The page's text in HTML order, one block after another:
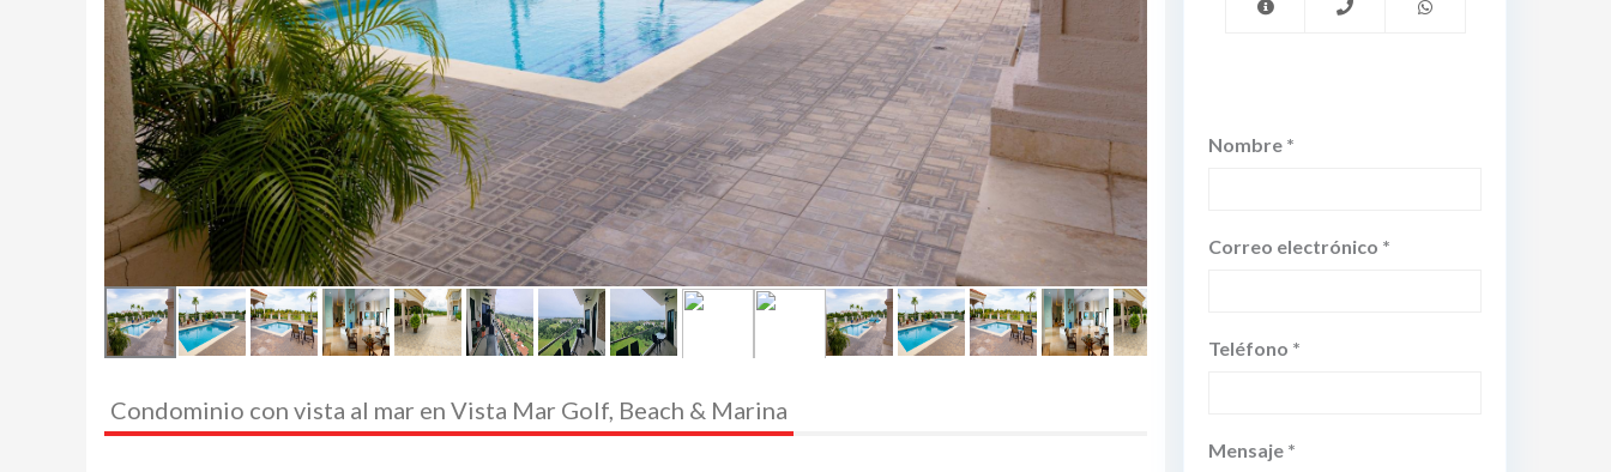
Condominio con vista al mar en Vista Mar Golf, Beach & Marina
Nombre *
Correo electrónico *
Teléfono *
Mensaje *